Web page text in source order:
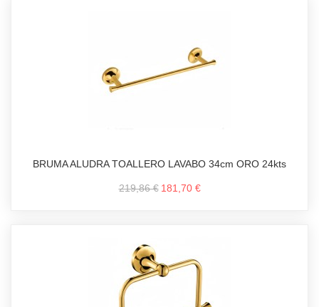
BRUMA ALUDRA TOALLERO LAVABO 34cm ORO 24kts
219,86 € 181,70 €